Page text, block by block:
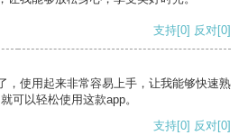
支持[0] 反对[0]
，使用起来非常容易上手，让我能够快速熟
可以轻松使用这款app。
支持[0] 反对[0]